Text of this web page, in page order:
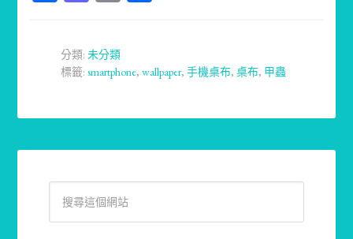
分類:未分類
標籤:smartphone,wallpaper,手機桌布,桌布, 甲蟲